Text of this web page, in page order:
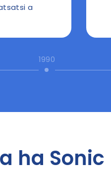
a
1990
ha Sonic